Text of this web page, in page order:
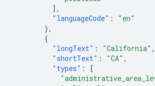
],
"languageCode" :
"en"
},
{
"longText" : "California" ,
"shortText" : "CA" ,
"types" :
[